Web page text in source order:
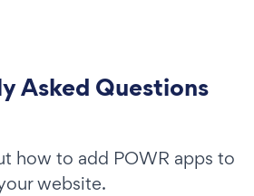
Asked Questions
how to add POWR apps to
website.